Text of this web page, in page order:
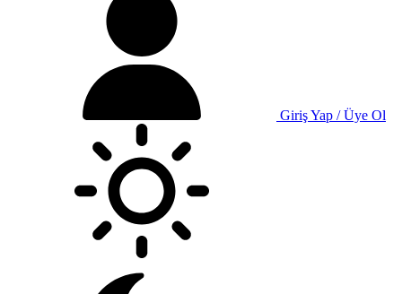
Giriş Yap / Üye Ol